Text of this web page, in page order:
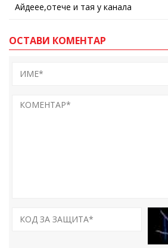
Айдеее,отече и тая у канала
ОСТАВИ КОМЕНТАР